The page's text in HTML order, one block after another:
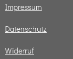
Impressum
Datenschutz
Widerruf